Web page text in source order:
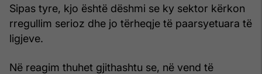
Sipas tyre, kjo është dëshmi se ky sektor kërkon
rregullim serioz dhe jo tërheqje të paarsyetuara të
ligjeve.
Në reagim thuhet gjithashtu se, në vend të